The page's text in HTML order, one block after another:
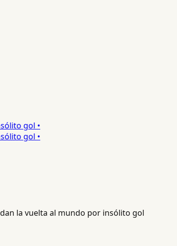
gol •
gol •